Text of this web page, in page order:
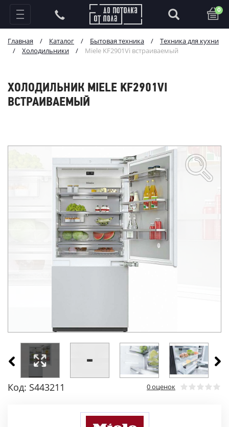
0
Главная / Каталог / Бытовая техника /
Техника для кухни
/
Холодильники / Miele KF2901Vi встраиваемый
ХОЛОДИЛЬНИК MIELE KF2901VI
ВСТРАИВАЕМЫЙ
Код: S443211 0 оценок